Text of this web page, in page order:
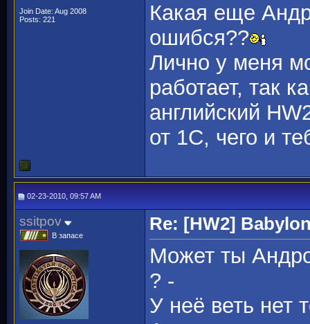
Join Date: Aug 2008
Posts: 221
Какая еще
ошибся??
Лично у меня
работает, так
английский
от 1C, чего и
02-23-2010, 09:57 AM
ssitpov
В запасе
Re: [HW2]
Может ты
? -
У неё веть нет